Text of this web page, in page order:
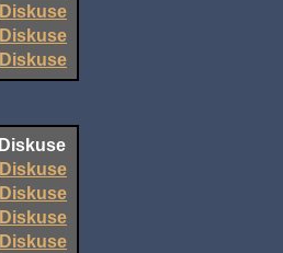
Diskuse
Diskuse
Diskuse
Diskuse
Diskuse
Diskuse
Diskuse
Diskuse